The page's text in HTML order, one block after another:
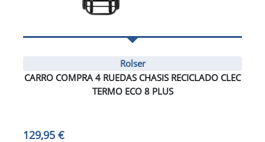
Rolser
CARRO COMPRA 4 RUEDAS CHASIS RECICLADO CLEC
TERMO ECO 8 PLUS
129,95 €